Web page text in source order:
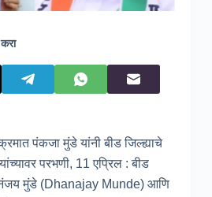
पंकजा मुंडे यांनी बीड जिल्ह्याचे
परभणी, 11 एप्रिल : बीड
मुंडे (Dhanajay Munde) आणि